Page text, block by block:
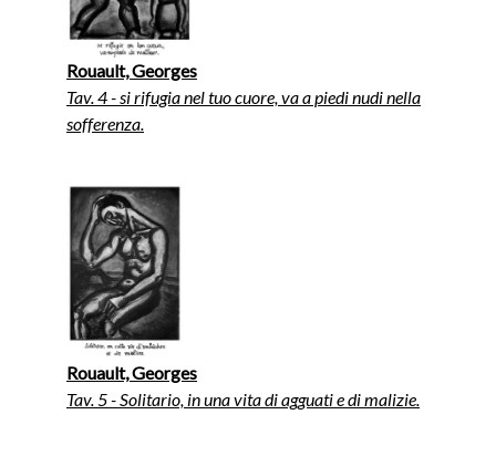
Rouault, Georges
Tav. 4 - si rifugia nel tuo cuore, va a piedi nudi nella
sofferenza.
Rouault, Georges
Tav. 5 - Solitario, in una vita di agguati e di malizie.